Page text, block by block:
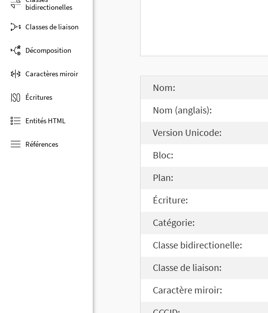
bidirectionelles
Classes de liaison
Décomposition
Caractères miroir
Écritures
Entités HTML
Références
Nom:
Nom (anglais):
Version Unicode:
Bloc:
Plan:
Écriture:
Catégorie:
Classe bidirectionelle:
Classe de liaison:
Caractère miroir: